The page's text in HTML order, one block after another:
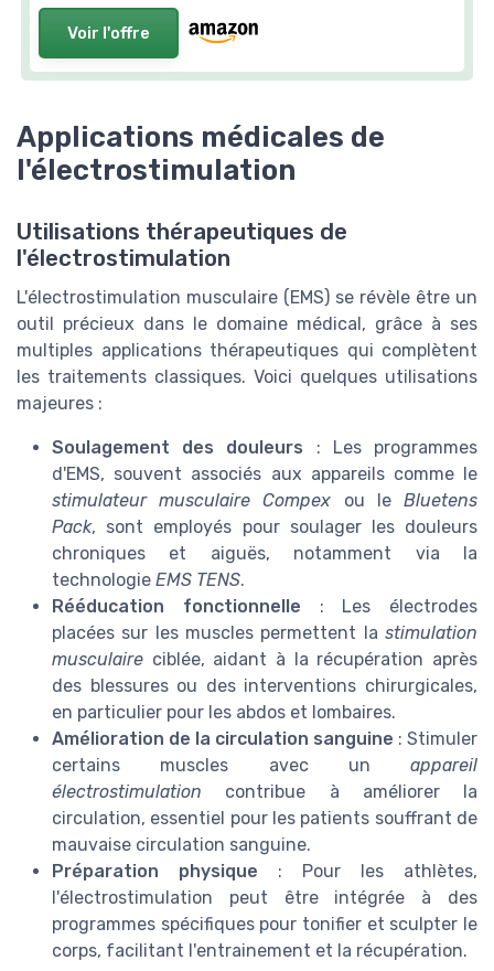
Voir l'offre
Applications médicales de
l'électrostimulation
Utilisations thérapeutiques de
l'électrostimulation
L'électrostimulation musculaire (EMS) se révèle être un
outil précieux dans le domaine médical, grâce à ses
multiples applications thérapeutiques qui complètent
les traitements classiques. Voici quelques utilisations
majeures :
Soulagement des douleurs : Les programmes
d'EMS, souvent associés aux appareils comme le
stimulateur musculaire Compex ou leBluetens
Pack, sont employés pour soulager les douleurs
chroniques et aiguës, notamment via la
technologie EMS TENS.
Rééducation fonctionnelle : Les électrodes
placées sur les muscles permettent la stimulation
musculaire ciblée, aidant à la récupération après
des blessures ou des interventions chirurgicales,
en particulier pour les abdos et lombaires.
Amélioration de la circulation sanguine : Stimuler
certains muscles avec un appareil
électrostimulation contribue à améliorer la
circulation, essentiel pour les patients souffrant de
mauvaise circulation sanguine.
Préparation physique : Pour les athlètes,
l'électrostimulation peut être intégrée à des
programmes spécifiques pour tonifier et sculpter le
corps, facilitant l'entrainement et la récupération.